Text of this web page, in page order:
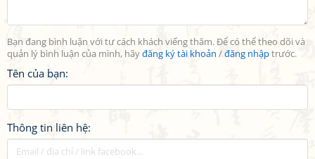
Bạn đang bình luận với tư cách khách viếng thăm. Để có thể theo dõi và
quản lý bình luận của mình, hãyđăng ký tài khoản /đăng nhậptrước.
Tên của bạn:
Thông tin liên hệ: